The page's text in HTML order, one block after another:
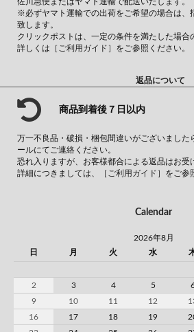
※必ずヤマト運輸での出荷をご希望の場合は、
致します。
クリックポストは、一定の条件を満たした場合
詳しくは ［ご利用ガイド］ をご参照ください。
返品について
商品到着後７日以内
万一不良品・破損・梱包間違いがございました
ールにてご連絡ください。
恐れ入りますが、お客様都合による返品はお受
詳細につきましては、
［ご利用ガイド］ をご参
Calendar
2026年8月
日
月 火 水
2
3 4 5
9
10 11 12
16
17 18 19